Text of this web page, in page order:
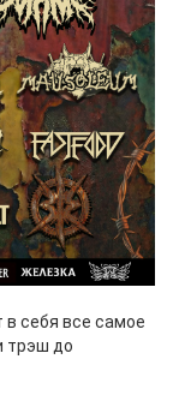
себя все самое
трэш до